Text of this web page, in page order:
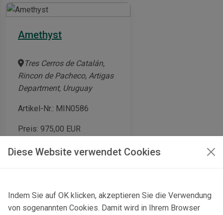
Diese Website verwendet Cookies
Indem Sie auf OK klicken, akzeptieren Sie die Verwendung
von sogenannten Cookies. Damit wird in Ihrem Browser
Amethyst
Tres Cerros de Catalán,
Rincon de Pacheco, Artigas
Department, Uruguay
Artikel-Nr.: MIN0586
Preis: 975,00 EUR
Amethyst